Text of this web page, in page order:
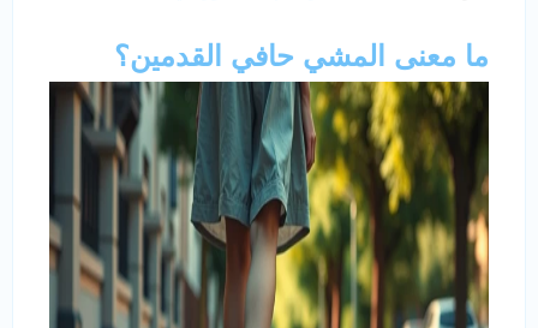
ما معنى المشي حافي القدمين؟